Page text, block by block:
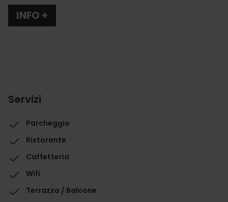
INFO +
Servizi
Parcheggio
Ristorante
Caffetteria
Wifi
Terrazza / Balcone